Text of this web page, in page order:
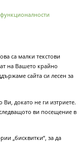
са малки текстови
на Вашето крайно
сайта си лесен за
Ви, докато не ги изтриете.
ви посещение в
„бисквитки“, за да